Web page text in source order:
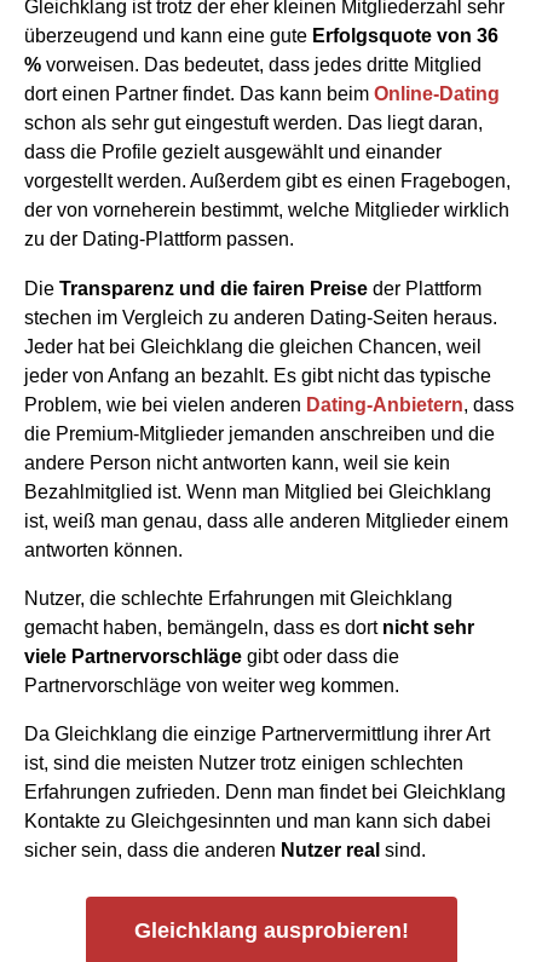
Gleichklang ist trotz der eher kleinen Mitgliederzahl sehr
überzeugend und kann eine gute Erfolgsquote von 36
% vorweisen. Das bedeutet, dass jedes dritte Mitglied
dort einen Partner findet. Das kann beim Online-Dating
schon als sehr gut eingestuft werden. Das liegt daran,
dass die Profile gezielt ausgewählt und einander
vorgestellt werden. Außerdem gibt es einen Fragebogen,
der von vorneherein bestimmt, welche Mitglieder wirklich
zu der Dating-Plattform passen.
Die Transparenz und die fairen Preise der Plattform
stechen im Vergleich zu anderen Dating-Seiten heraus.
Jeder hat bei Gleichklang die gleichen Chancen, weil
jeder von Anfang an bezahlt. Es gibt nicht das typische
Problem, wie bei vielen anderen Dating-Anbietern , dass
die Premium-Mitglieder jemanden anschreiben und die
andere Person nicht antworten kann, weil sie kein
Bezahlmitglied ist. Wenn man Mitglied bei Gleichklang
ist, weiß man genau, dass alle anderen Mitglieder einem
antworten können.
Nutzer, die schlechte Erfahrungen mit Gleichklang
gemacht haben, bemängeln, dass es dort nicht sehr
viele Partnervorschläge gibt oder dass die
Partnervorschläge von weiter weg kommen.
Da Gleichklang die einzige Partnervermittlung ihrer Art
ist, sind die meisten Nutzer trotz einigen schlechten
Erfahrungen zufrieden. Denn man findet bei Gleichklang
Kontakte zu Gleichgesinnten und man kann sich dabei
sicher sein, dass die anderen Nutzer real sind.
Gleichklang ausprobieren!